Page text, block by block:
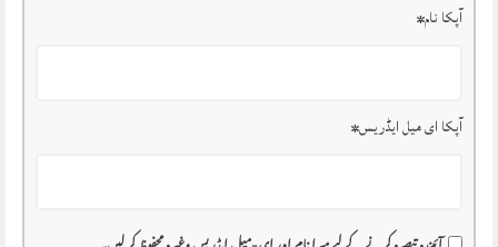
آپکا نام*
آپکا ای میل ایڈریس*